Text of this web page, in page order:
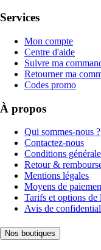
Services
Mon compte
Centre d'aide
Suivre ma
Retourner ma
Codes promo
À propos
Qui sommes-nous ?
Contactez-nous
Conditions
Retour &
Mentions légales
Moyens de
Tarifs et options de
Avis de
Nos boutiques